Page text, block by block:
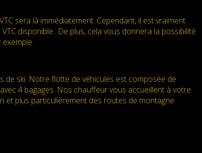
sera là immédiatement. Cependant, il est vraiment
disponible.. De plus, cela vous donnera la possibilité
de ski. Notre flotte de véhicules est composée de
4 bagages. Nos chauffeur vous accueillent à votre
plus particulièrement des routes de montagne